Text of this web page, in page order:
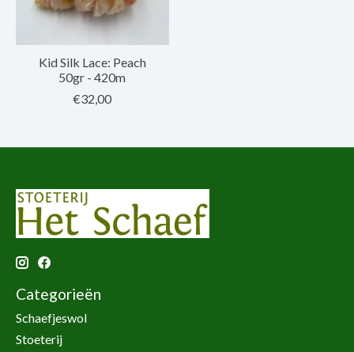
Kid Silk Lace: Peach
50gr - 420m
€32,00
Categorieën
Schaefjeswol
Stoeterij